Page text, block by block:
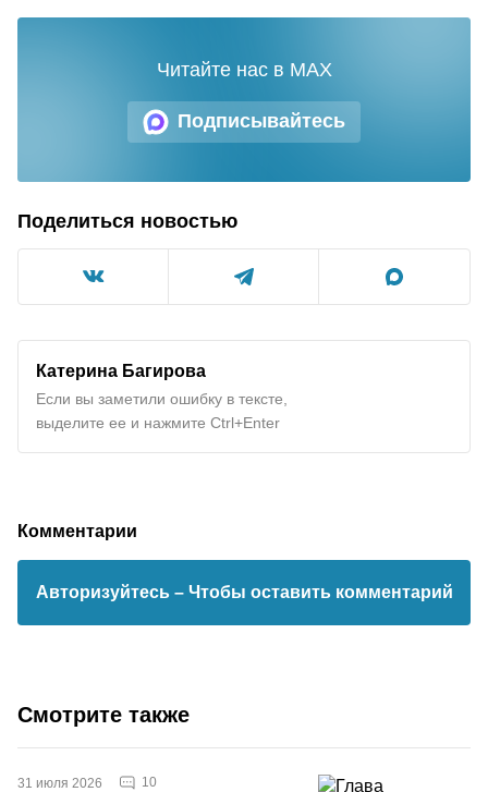
Подписывайтесь
Читайте нас в MAX
Поделиться новостью
Катерина Багирова
Если вы заметили ошибку в тексте,
выделите ее и нажмите Ctrl+Enter
Комментарии
Авторизуйтесь – Чтобы оставить комментарий
Смотрите также
31 июля 2026 10